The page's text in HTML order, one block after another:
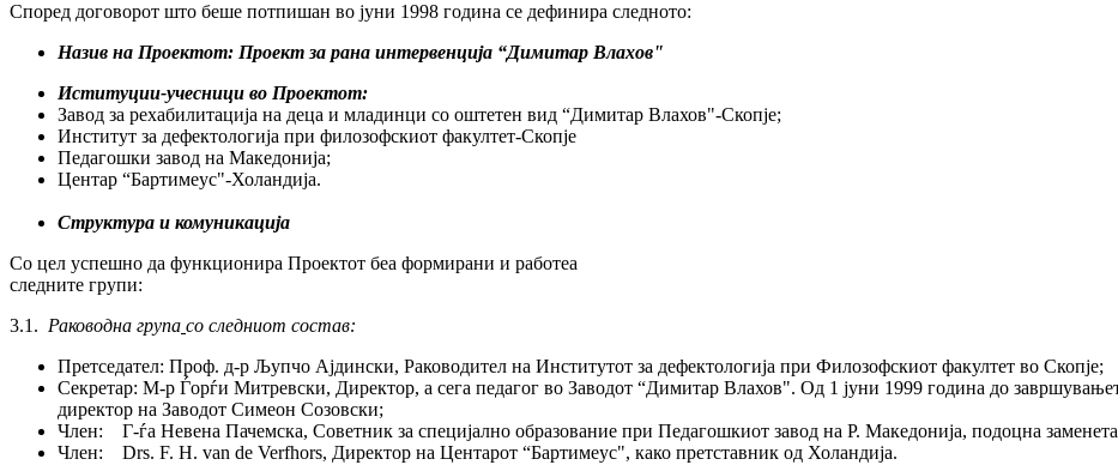
Според договорот што беше потпишан во јуни 1998 година се дефинира следното:
Назив на Проектот: Проект за рана интервенција “Димитар Влахов"
Иституции-учесници во Проектот:
Завод за рехабилитација на деца и младинци со оштетен вид “Димитар Влахов"-Скопје;
Институт за дефектологија при филозофскиот факултет-Скопје
Педагошки завод на Македонија;
Центар “Бартимеус"-Холандија.
Структура и комуникација
Со цел успешно да функционира Проектот беа формирани и работеа
следните групи:
3.1. Раководна група со следниот состав:
Претседател: Проф. д-р Љупчо Ајдински, Раководител на Институтот за дефектологија при Филозофскиот факултет во Скопје;
Секретар: М-р Ѓорѓи Митревски, Директор, а сега педагог во Заводот “Димитар Влахов". Од 1 јуни 1999 година до
директор на Заводот Симеон Созовски;
Член: Г-ѓа Невена Пачемска, Советник за специјално образование при Педагошкиот завод на Р. Македонија, подоцна
Член: Drs. F. H. van de Verfhors, Директор на Центарот “Бартимеус", како претставник од Холандија.